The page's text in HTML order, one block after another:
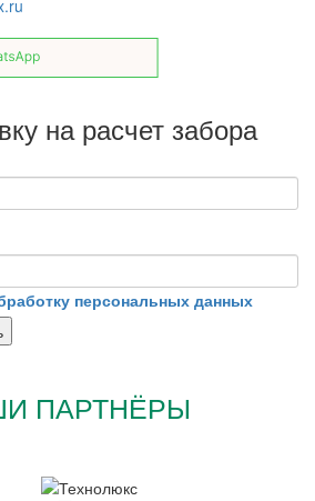
на расчет забора
персональных данных
ПАРТНЁРЫ